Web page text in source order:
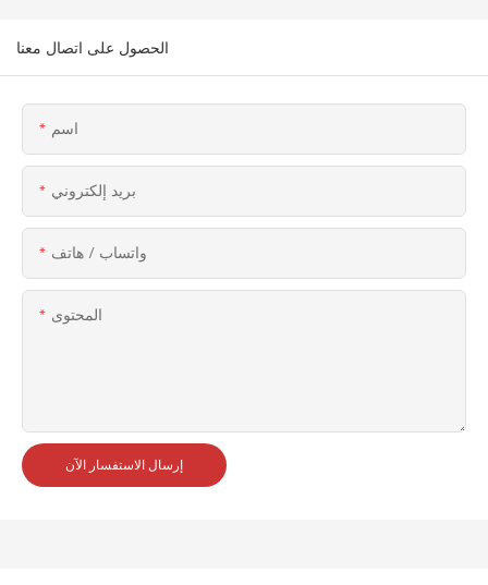
الحصول على اتصال معنا
اسم
بريد إلكتروني
واتساب / هاتف
المحتوى
إرسال الاستفسار الآن